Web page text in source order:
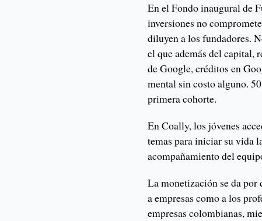
En el Fondo inaugural de
inversiones no
diluyen a los fundadores.
el que además del capital,
de Google, créditos en
mental sin costo alguno.
primera cohorte.
En Coally, los jóvenes
temas para iniciar su vida
acompañamiento del
La monetización se da
a empresas como a los
empresas colombianas,